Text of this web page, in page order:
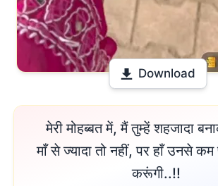
Download
मेरी मोहब्बत में, मैं तुम्हें शहजादा बनाकर रखूंगी।
माँ से ज्यादा तो नहीं, पर हाँ उनसे कम
करूंगी..!!